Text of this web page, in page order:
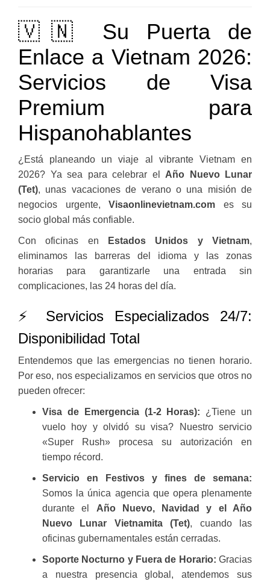
🇻🇳 Su Puerta de
Enlace a Vietnam 2026:
Servicios de Visa
Premium para
Hispanohablantes
¿Está planeando un viaje al vibrante Vietnam en
2026? Ya sea para celebrar el Año Nuevo Lunar
(Tet), unas vacaciones de verano o una misión de
negocios urgente, Visaonlinevietnam.com es su
socio global más confiable.
Con oficinas en Estados Unidos y Vietnam,
eliminamos las barreras del idioma y las zonas
horarias para garantizarle una entrada sin
complicaciones, las 24 horas del día.
⚡ Servicios Especializados 24/7:
Disponibilidad Total
Entendemos que las emergencias no tienen horario.
Por eso, nos especializamos en servicios que otros no
pueden ofrecer:
Visa de Emergencia (1-2 Horas): ¿Tiene un
vuelo hoy y olvidó su visa? Nuestro servicio
«Super Rush» procesa su autorización en
tiempo récord.
Servicio en Festivos y fines de semana:
Somos la única agencia que opera plenamente
durante el Año Nuevo, Navidad y el Año
Nuevo Lunar Vietnamita (Tet), cuando las
oficinas gubernamentales están cerradas.
Soporte Nocturno y Fuera de Horario: Gracias
a nuestra presencia global, atendemos sus